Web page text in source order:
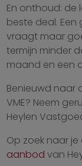
En onthoud: de
beste deal.
vraagt maar
termijn minder
maand en een
Benieuwd naar
VME? Neem
Heylen
Op zoek naar
aanbod van